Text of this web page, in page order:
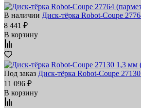
В наличии Диск-тёрка Robot-Coupe
8 441 ₽
В корзину
Под заказ Диск-тёрка Robot-Coupe
11 096 ₽
В корзину